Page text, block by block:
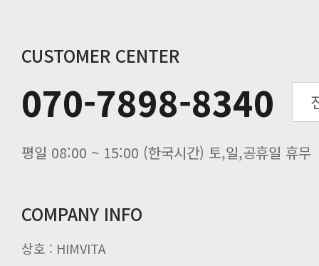
추수감사절 배송안내
추석기간 배송안내
노동절(9월3일) 배송업무 안내
입금 고객님을 찾습니다.
CUSTOMER CENTER
070-7898-8340
평일 08:00 ~ 15:00 (한국시간) 토,일,공휴일 휴무
COMPANY INFO
상호 : HIMVITA